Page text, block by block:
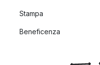
Stampa
Beneficenza